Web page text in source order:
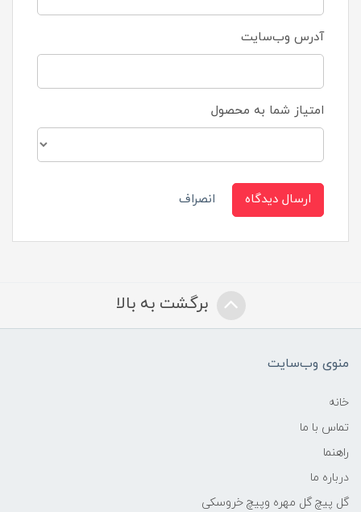
آدرس وب‌سایت
امتیاز شما به محصول
ارسال دیدگاه انصراف
برگشت به بالا
منوی وب‌سایت
خانه
تماس با ما
راهنما
درباره ما
گل پیچ گل مهره وپیچ خروسکی